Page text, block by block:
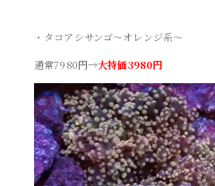
・タコアシサンゴ～オレンジ系～
通常7980円→大特価3980円